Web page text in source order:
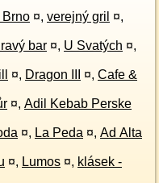
Brno ¤, verejný gril ¤,
bar ¤, U Svatých ¤,
¤, Dragon III ¤, Cafe &
¤, Adil Kebab Perske
¤, La Peda ¤, Ad Alta
¤, Lumos ¤, klásek -